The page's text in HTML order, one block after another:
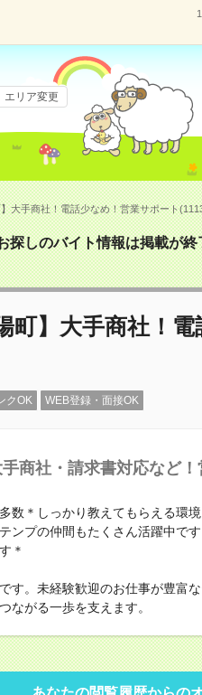
エリア変更
大手商社！電話少なめ！営業サポート
探しのバイト情報は掲載が終
町】大手商社！
クOK WEB登録・面接OK
手商社・請求書対応など
数＊しっかり教えてもらえる環
ンプの仲間もたくさん活躍中で
＊
す。未経験歓迎のお仕事が豊富
ながる一歩を支えます。